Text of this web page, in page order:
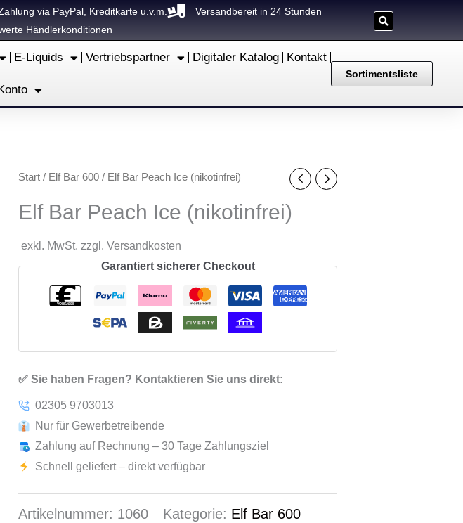
via PayPal, Kreditkarte u.v.m.
Versandbereit in 24 Stunden
Händlerkonditionen
E-Liquids Vertriebspartner Digitaler Katalog Kontakt
Sortimentsliste
Start / Elf Bar 600 / Elf Bar Peach Ice (nikotinfrei)
Elf Bar Peach Ice (nikotinfrei)
exkl. MwSt. zzgl. Versandkosten
Garantiert sicherer Checkout
✅ Sie haben Fragen? Kontaktieren Sie uns direkt:
02305 9703013
Nur für Gewerbetreibende
Zahlung auf Rechnung – 30 Tage Zahlungsziel
Schnell geliefert – direkt verfügbar
Artikelnummer: 1060 Kategorie: Elf Bar 600